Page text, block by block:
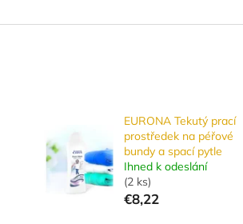
EURONA Tekutý prací
prostředek na péřové
bundy a spací pytle
Ihned k odeslání
(2 ks)
€8,22